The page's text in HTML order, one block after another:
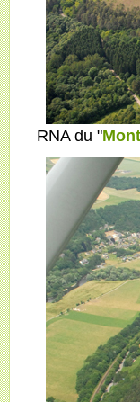
RNA du "